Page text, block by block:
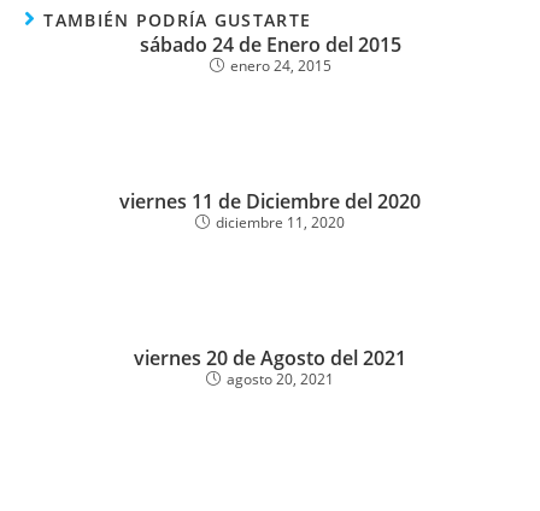
TAMBIÉN PODRÍA GUSTARTE
sábado 24 de Enero del 2015
enero 24, 2015
viernes 11 de Diciembre del 2020
diciembre 11, 2020
viernes 20 de Agosto del 2021
agosto 20, 2021